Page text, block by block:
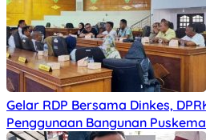
Gelar RDP Bersama Dinkes,
Penggunaan Bangunan